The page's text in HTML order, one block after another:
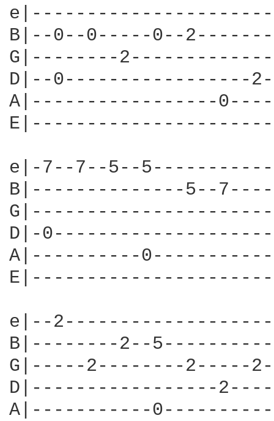
B|--0--0-----0--
G|--------
D|--0-----------------
A|-----------------
e|-7--7--5--
B|--------------5--
D|-
A|----------
e|--
B|--------2--
G|-----2--------2-----
D|-----------------
A|-----------